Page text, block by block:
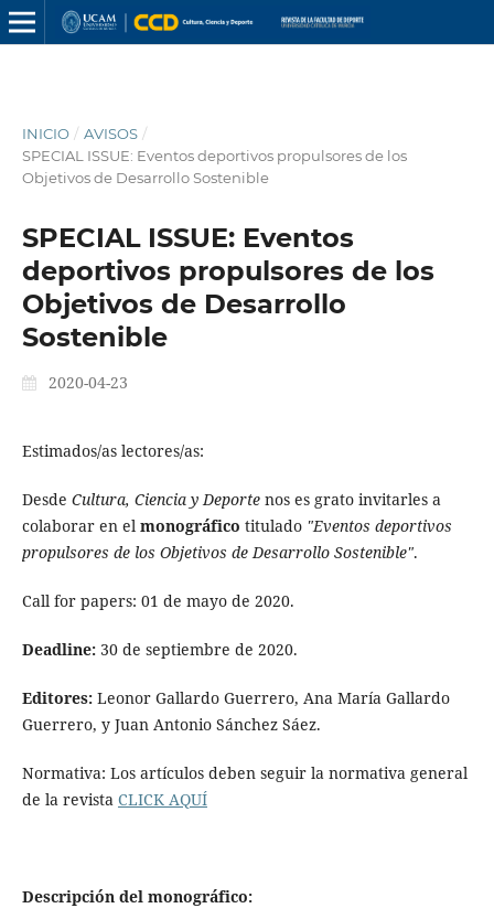
INICIO / AVISOS /
SPECIAL ISSUE: Eventos deportivos propulsores de los
Objetivos de Desarrollo Sostenible
SPECIAL ISSUE: Eventos
deportivos propulsores de los
Objetivos de Desarrollo
Sostenible
2020-04-23
Estimados/as lectores/as:
Desde Cultura, Ciencia y Deportenos es grato invitarles a
colaborar en el monográfico titulado "Eventos deportivos
propulsores de los Objetivos de Desarrollo Sostenible".
Call for papers: 01 de mayo de 2020.
Deadline:30 de septiembre de 2020.
Editores:Leonor Gallardo Guerrero, Ana María Gallardo
Guerrero, y Juan Antonio Sánchez Sáez.
Normativa: Los artículos deben seguir la normativa general
de la revista CLICK AQUÍ
Descripción del monográfico: